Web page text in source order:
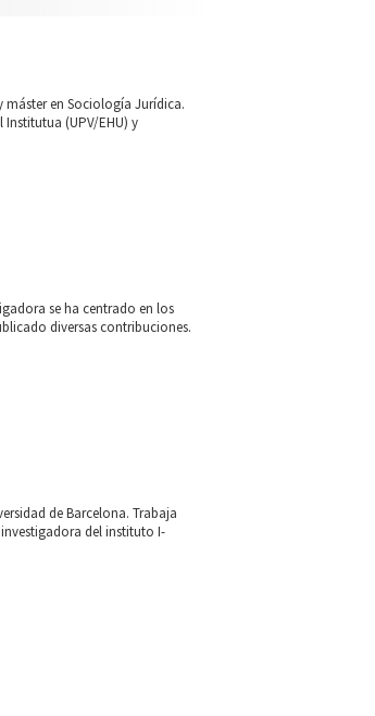
en Sociología Jurídica.
(UPV/EHU) y
se ha centrado en los
diversas contribuciones.
de Barcelona. Trabaja
del instituto I-